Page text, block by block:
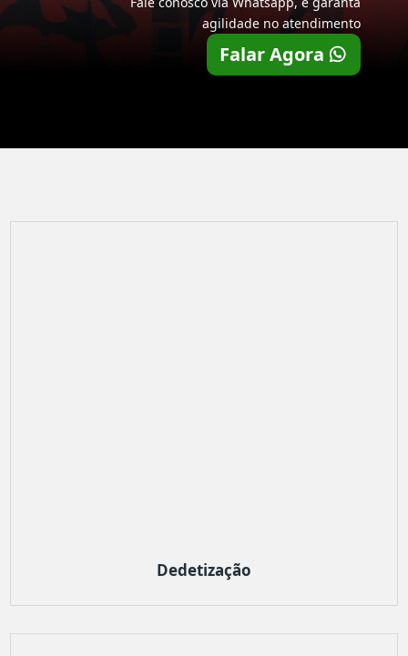
agilidade no atendimento
Falar Agora
Dedetização